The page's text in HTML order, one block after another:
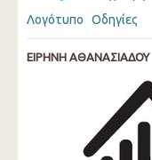
Λογότυπο Οδηγίες
ΕΙΡΗΝΗ ΑΘΑΝΑΣΙΑΔΟΥ